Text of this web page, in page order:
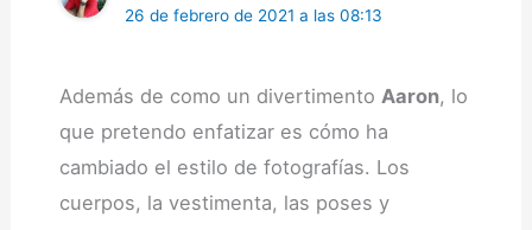
26 de febrero de 2021 a las 08:13
Además de como un divertimento Aaron, lo
que pretendo enfatizar es cómo ha
cambiado el estilo de fotografías. Los
cuerpos, la vestimenta, las poses y